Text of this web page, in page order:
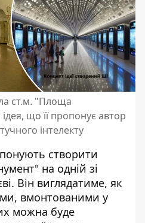
ст.м. "Площа
ідея, що її пропонує автор
інтелекту
створити
на одній зі
Він виглядатиме, як
, вмонтованими у
можна буде